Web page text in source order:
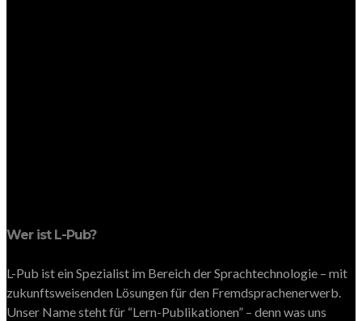
Wer ist L-Pub?
L-Pub ist ein Spezialist im Bereich der Sprachtechnologie – mit
zukunftsweisenden Lösungen für den Fremdsprachenerwerb.
Unser Name steht für “Lern-Publikationen” – denn was uns